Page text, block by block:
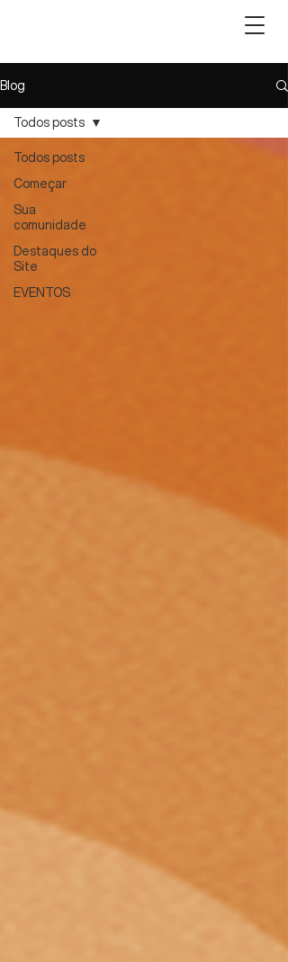
Blog
Todos posts
Começar
Sua
comunidade
Destaques do
Site
EVENTOS
Todos posts